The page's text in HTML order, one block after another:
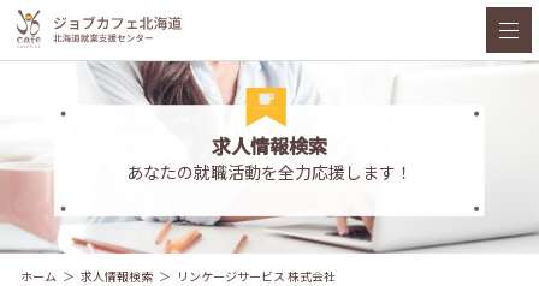
求人情報検索
あなたの就職活動を全力応援します！
ホーム 求人情報検索 リンケージサービス 株式会社